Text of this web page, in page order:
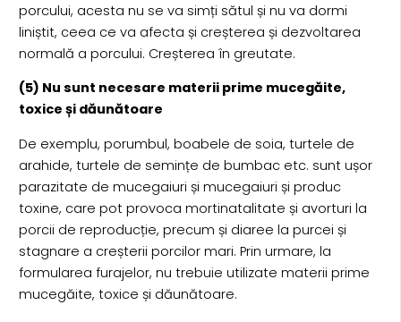
porcului, acesta nu se va simți sătul și nu va dormi
liniștit, ceea ce va afecta și creșterea și dezvoltarea
normală a porcului. Creșterea în greutate.
(5) Nu sunt necesare materii prime mucegăite,
toxice și dăunătoare
De exemplu, porumbul, boabele de soia, turtele de
arahide, turtele de semințe de bumbac etc. sunt ușor
parazitate de mucegaiuri și mucegaiuri și produc
toxine, care pot provoca mortinatalitate și avorturi la
porcii de reproducție, precum și diaree la purcei și
stagnare a creșterii porcilor mari. Prin urmare, la
formularea furajelor, nu trebuie utilizate materii prime
mucegăite, toxice și dăunătoare.